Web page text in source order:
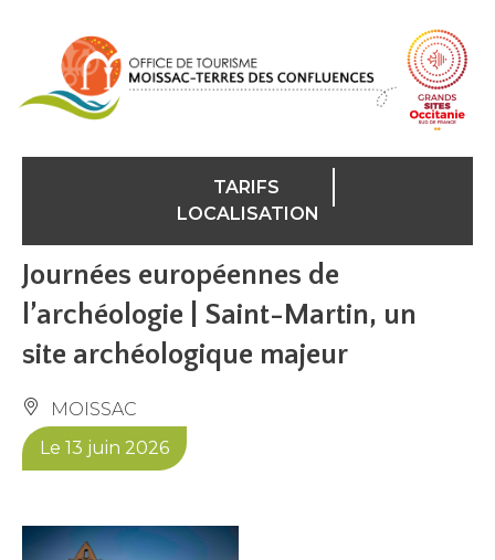
TARIFS
LOCALISATION
Journées européennes de
l’archéologie | Saint-Martin, un
site archéologique majeur
MOISSAC
Le 13 juin 2026